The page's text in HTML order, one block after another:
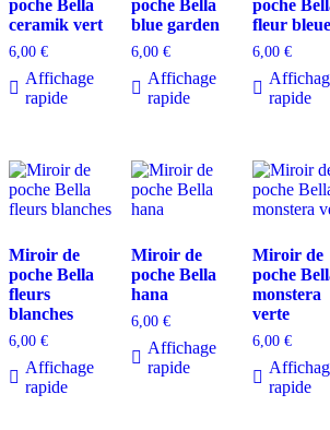
poche Bella
ceramik vert
6,00 €
Affichage
rapide
poche Bella
blue garden
6,00 €
Affichage
rapide
poche
fleur bleue
6,00€
rapide
Miroir de
poche Bella
fleurs
blanches
6,00 €
Affichage
rapide
Miroir de
poche Bella
hana
6,00 €
Affichage
rapide
Miroir de
poche
monstera
verte
6,00€
rapide